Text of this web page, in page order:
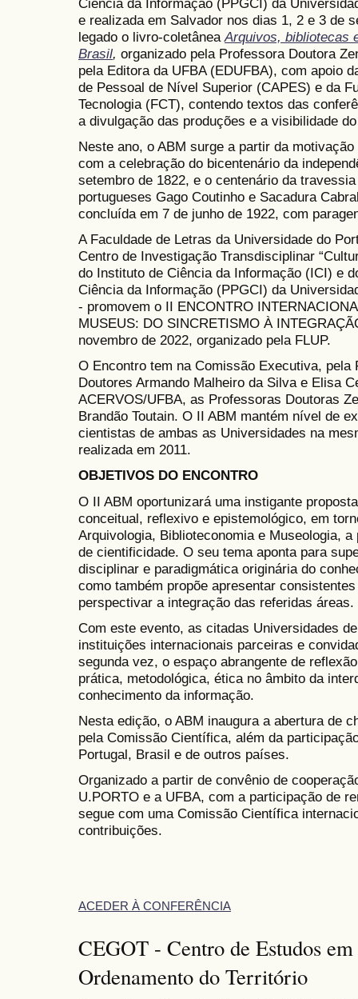
e realizada em Salvador nos dias 1, 2 e 3 de
legado o livro-coletânea Arquivos, bibliotecas
Brasil, organizado pela Professora Doutora
pela Editora da UFBA (EDUFBA), com apoio
de Pessoal de Nível Superior (CAPES) e da
Tecnologia (FCT), contendo textos das
a divulgação das produções e a visibilidade
Neste ano, o ABM surge a partir da
com a celebração do bicentenário da
setembro de 1822, e o centenário da
portugueses Gago Coutinho e Sacadura
concluída em 7 de junho de 1922, com
A Faculdade de Letras da Universidade do
Centro de Investigação Transdisciplinar
do Instituto de Ciência da Informação (ICI) e
Ciência da Informação (PPGCI) da
- promovem o II ENCONTRO
MUSEUS: DO SINCRETISMO À
novembro de 2022, organizado pela FLUP.
O Encontro tem na Comissão Executiva,
Doutores Armando Malheiro da Silva e Elisa
ACERVOS/UFBA, as Professoras Doutoras
Brandão Toutain. O II ABM mantém nível de
cientistas de ambas as Universidades na
realizada em 2011.
OBJETIVOS DO ENCONTRO
O II ABM oportunizará uma instigante
conceitual, reflexivo e epistemológico, em
Arquivologia, Biblioteconomia e Museologia,
de cientificidade. O seu tema aponta para
disciplinar e paradigmática originária do
como também propõe apresentar
perspectivar a integração das referidas áreas.
Com este evento, as citadas Universidades
instituições internacionais parceiras e
segunda vez, o espaço abrangente de
prática, metodológica, ética no âmbito da
conhecimento da informação.
Nesta edição, o ABM inaugura a abertura de
pela Comissão Científica, além da
Portugal, Brasil e de outros países.
Organizado a partir de convênio de
U.PORTO e a UFBA, com a participação de
segue com uma Comissão Científica
contribuições.
ACEDER À CONFERÊNCIA
CEGOT - Centro de Estudos
Ordenamento do Território